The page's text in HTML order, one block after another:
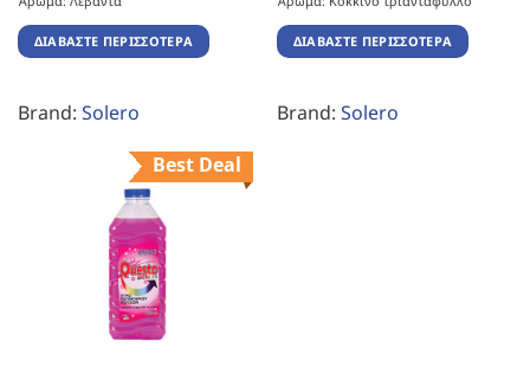
ΔΙΑΒΆΣΤΕ ΠΕΡΙΣΣΌΤΕΡΑ
Brand: Solero
ΔΙΑΒΆΣΤΕ ΠΕΡΙΣΣΌΤΕΡΑ
Brand: Solero
Best Deal